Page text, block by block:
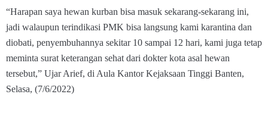
“Harapan saya hewan kurban bisa masuk sekarang-sekarang ini,
jadi walaupun terindikasi PMK bisa langsung kami karantina dan
diobati, penyembuhannya sekitar 10 sampai 12 hari, kami juga tetap
meminta surat keterangan sehat dari dokter kota asal hewan
tersebut,” Ujar Arief, di Aula Kantor Kejaksaan Tinggi Banten,
Selasa, (7/6/2022)